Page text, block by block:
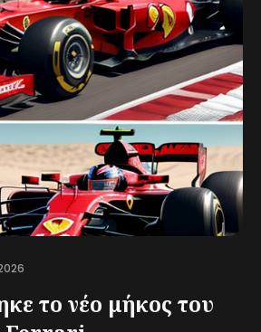
το νέο μήκος του